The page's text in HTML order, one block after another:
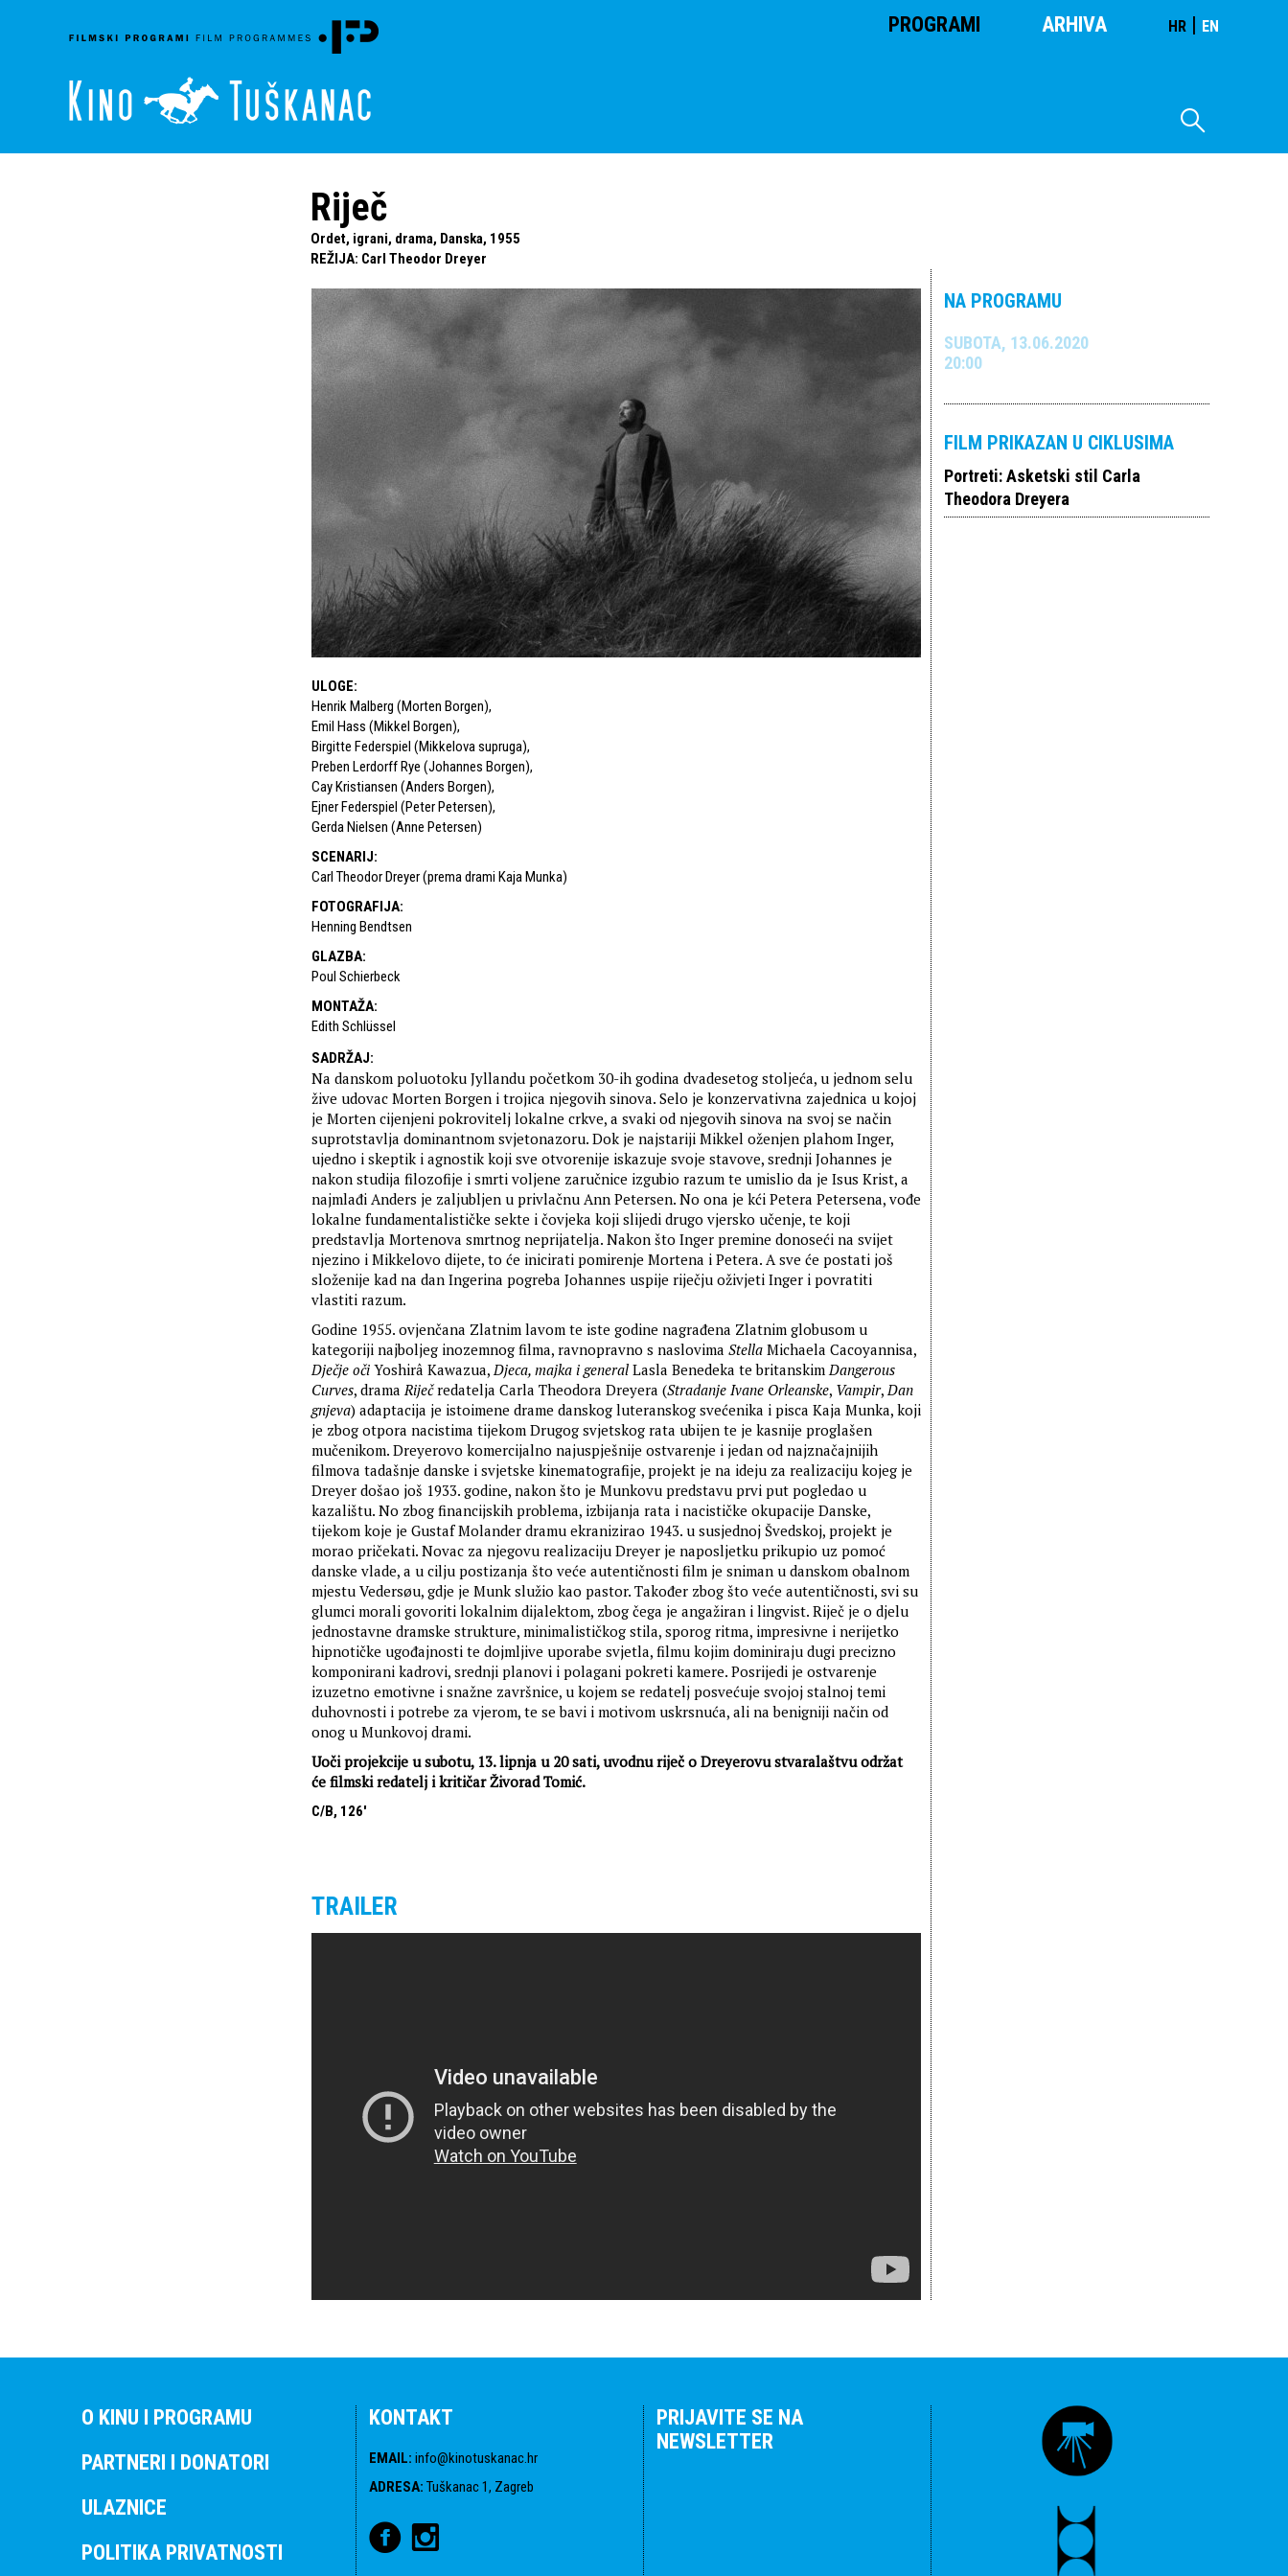
PROGRAMI ARHIVA HR | EN
Riječ
Ordet, igrani, drama, Danska, 1955
REŽIJA: Carl Theodor Dreyer
ULOGE:
Henrik Malberg (Morten Borgen),
Emil Hass (Mikkel Borgen),
Birgitte Federspiel (Mikkelova supruga),
Preben Lerdorff Rye (Johannes Borgen),
Cay Kristiansen (Anders Borgen),
Ejner Federspiel (Peter Petersen),
Gerda Nielsen (Anne Petersen)
SCENARIJ:
Carl Theodor Dreyer (prema drami Kaja Munka)
FOTOGRAFIJA:
Henning Bendtsen
GLAZBA:
Poul Schierbeck
MONTAŽA:
Edith Schlüssel
SADRŽAJ:
Na danskom poluotoku Jyllandu početkom 30-ih godina dvadesetog stoljeća, u jednom selu
žive udovac Morten Borgen i trojica njegovih sinova. Selo je konzervativna zajednica u kojoj
je Morten cijenjeni pokrovitelj lokalne crkve, a svaki od njegovih sinova na svoj se način
suprotstavlja dominantnom svjetonazoru. Dok je najstariji Mikkel oženjen plahom Inger,
ujedno i skeptik i agnostik koji sve otvorenije iskazuje svoje stavove, srednji Johannes je
nakon studija filozofije i smrti voljene zaručnice izgubio razum te umislio da je Isus Krist, a
najmlađi Anders je zaljubljen u privlačnu Ann Petersen. No ona je kći Petera Petersena, vođe
lokalne fundamentalističke sekte i čovjeka koji slijedi drugo vjersko učenje, te koji
predstavlja Mortenova smrtnog neprijatelja. Nakon što Inger premine donoseći na svijet
njezino i Mikkelovo dijete, to će inicirati pomirenje Mortena i Petera. A sve će postati još
složenije kad na dan Ingerina pogreba Johannes uspije riječju oživjeti Inger i povratiti
vlastiti razum.
Godine 1955. ovjenčana Zlatnim lavom te iste godine nagrađena Zlatnim globusom u
kategoriji najboljeg inozemnog filma, ravnopravno s naslovima Stella Michaela Cacoyannisa,
Dječje oči Yoshirâ Kawazua,Djeca, majka i general Lasla Benedeka te britanskimDangerous
Curves, dramaRiječredatelja Carla Theodora Dreyera (Stradanje Ivane Orleanske, Vampir,Dan
gnjeva) adaptacija je istoimene drame danskog luteranskog svećenika i pisca Kaja Munka, koji
je zbog otpora nacistima tijekom Drugog svjetskog rata ubijen te je kasnije proglašen
mučenikom. Dreyerovo komercijalno najuspješnije ostvarenje i jedan od najznačajnijih
filmova tadašnje danske i svjetske kinematografije, projekt je na ideju za realizaciju kojeg je
Dreyer došao još 1933. godine, nakon što je Munkovu predstavu prvi put pogledao u
kazalištu. No zbog financijskih problema, izbijanja rata i nacističke okupacije Danske,
tijekom koje je Gustaf Molander dramu ekranizirao 1943. u susjednoj Švedskoj, projekt je
morao pričekati. Novac za njegovu realizaciju Dreyer je naposljetku prikupio uz pomoć
danske vlade, a u cilju postizanja što veće autentičnosti film je sniman u danskom obalnom
mjestu Vedersøu, gdje je Munk služio kao pastor. Također zbog što veće autentičnosti, svi su
glumci morali govoriti lokalnim dijalektom, zbog čega je angažiran i lingvist. Riječ je o djelu
jednostavne dramske strukture, minimalističkog stila, sporog ritma, impresivne i nerijetko
hipnotičke ugođajnosti te dojmljive uporabe svjetla, filmu kojim dominiraju dugi precizno
komponirani kadrovi, srednji planovi i polagani pokreti kamere. Posrijedi je ostvarenje
izuzetno emotivne i snažne završnice, u kojem se redatelj posvećuje svojoj stalnoj temi
duhovnosti i potrebe za vjerom, te se bavi i motivom uskrsnuća, ali na benigniji način od
onog u Munkovoj drami.
Uoči projekcije u subotu, 13. lipnja u 20 sati, uvodnu riječ o Dreyerovu stvaralaštvu održat
će filmski redatelj i kritičar Živorad Tomić.
C/B, 126'
TRAILER
NA PROGRAMU
SUBOTA, 13.06.2020
20:00
FILM PRIKAZAN U CIKLUSIMA
Portreti: Asketski stil Carla
Theodora Dreyera
O KINU I PROGRAMU
PARTNERI I DONATORI
ULAZNICE
POLITIKA PRIVATNOSTI
KONTAKT
EMAIL: info@kinotuskanac.hr
ADRESA: Tuškanac 1, Zagreb
PRIJAVITE SE NA
NEWSLETTER